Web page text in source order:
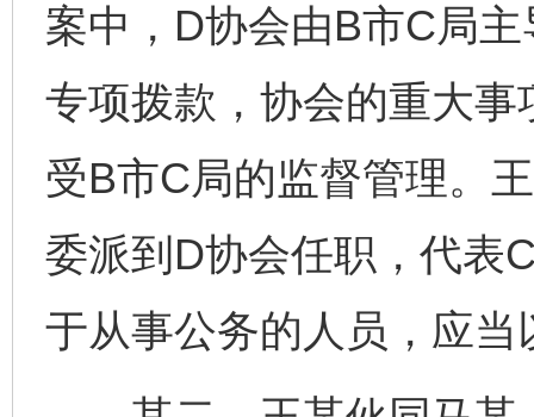
案中，D协会由B市C局
专项拨款，协会的重大
受B市C局的监督管理。
委派到D协会任职，代表
于从事公务的人员，应